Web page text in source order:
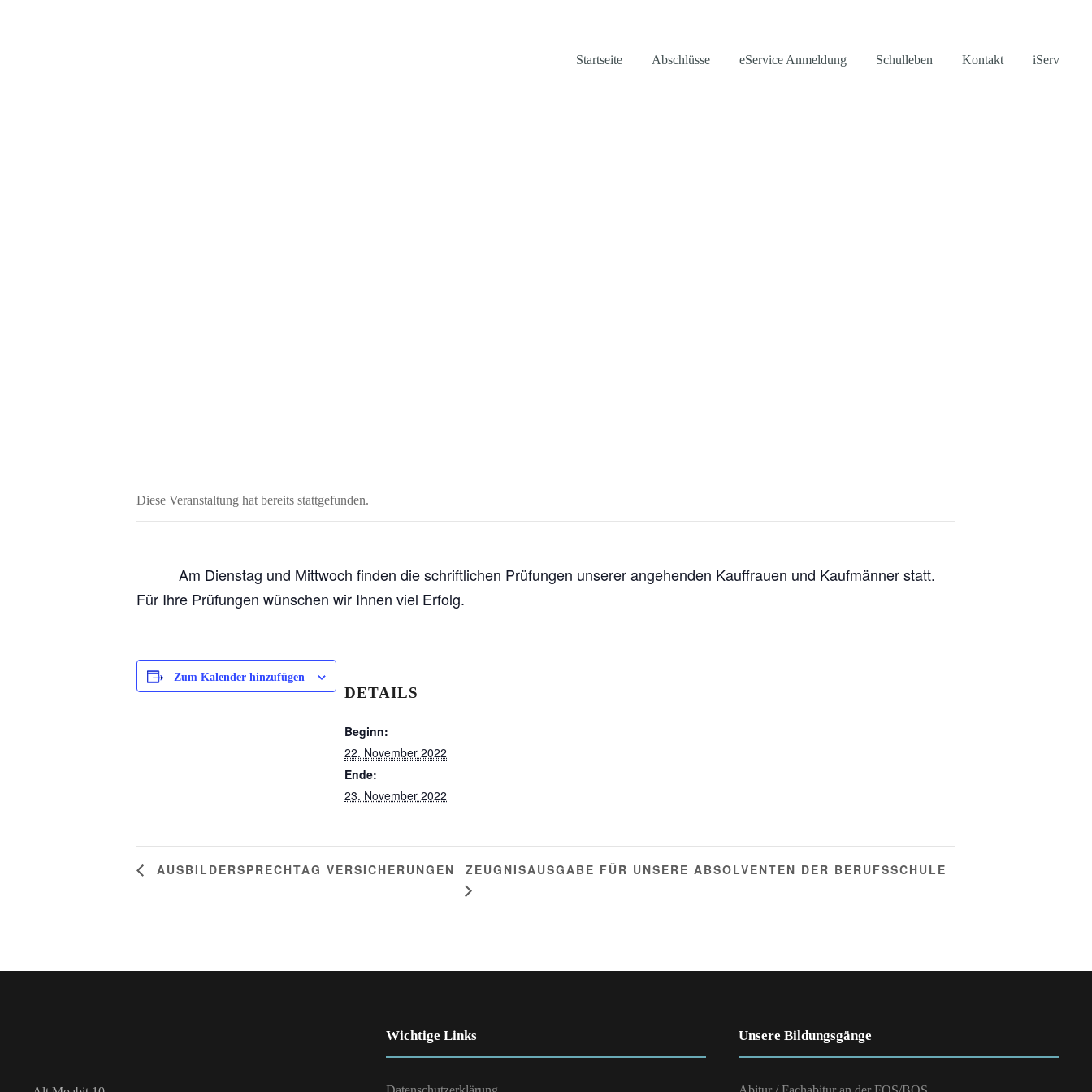
Startseite Abschlüsse eService Anmeldung Schulleben Kontakt iServ
Diese Veranstaltung hat bereits stattgefunden.
Am Dienstag und Mittwoch finden die schriftlichen Prüfungen unserer angehenden Kauffrauen und Kaufmänner statt.
Für Ihre Prüfungen wünschen wir Ihnen viel Erfolg.
Zum Kalender hinzufügen
DETAILS
Beginn:
22. November 2022
Ende:
23. November 2022
AUSBILDERSPRECHTAG VERSICHERUNGEN ZEUGNISAUSGABE FÜR UNSERE ABSOLVENTEN DER BERUFSSCHULE
Wichtige Links Unsere Bildungsgänge